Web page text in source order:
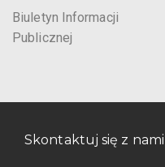
Biuletyn Informacji
Publicznej
Skontaktuj się z nami